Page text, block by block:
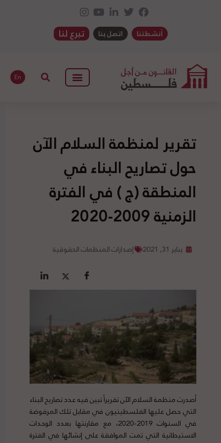
أنشطتنا اتصل بنا تبرع لنا
En
تقرير لمنظمة السلام الآن
حول تصاريح البناء في
المنطقة (ج ) في الفترة
الزمنية 2009-2020
يناير 31, 2021 إصدارات المنظمات الحقوقية
أصدرت منظمة السلام الآن تقريراً تبين فيه عدد تصاريح البناء
التي حصل عليها الفلسطينيون في مقابل تلك المرفوضة
في السنوات 2019-2020، مع مقارنتها بعدد الوحدات
الاستيطانية التي تمت الموافقة على إنشائها في الفترة